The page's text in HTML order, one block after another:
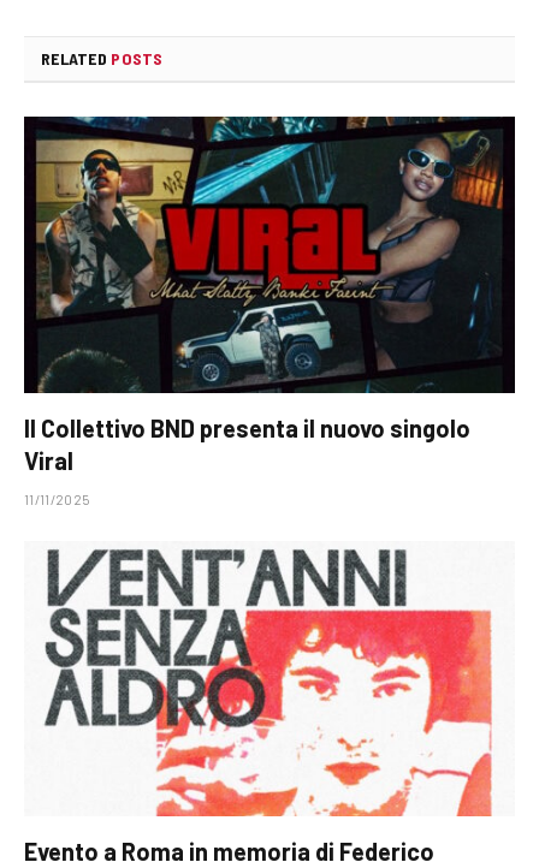
RELATED POSTS
Il Collettivo BND presenta il nuovo singolo
Viral
11/11/2025
Evento a Roma in memoria di Federico